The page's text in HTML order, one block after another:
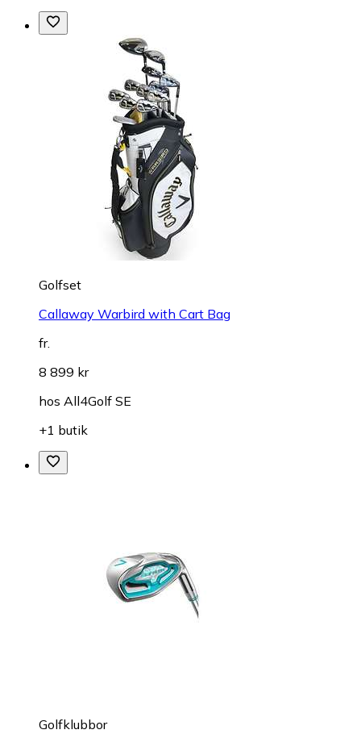
Golfset
Callaway Warbird with Cart Bag
fr.
8 899 kr
hos All4Golf SE
+1 butik
Golfklubbor